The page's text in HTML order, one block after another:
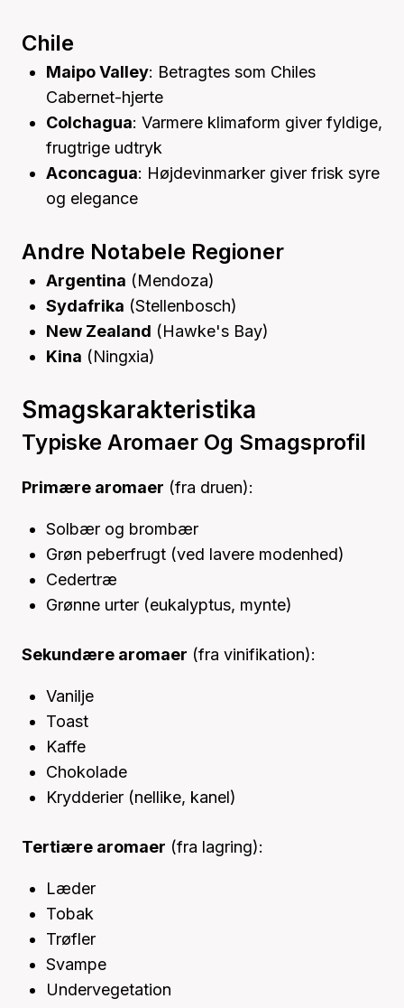
Chile
Maipo Valley: Betragtes som Chiles
Cabernet-hjerte
Colchagua: Varmere klimaform giver fyldige,
frugtrige udtryk
Aconcagua: Højdevinmarker giver frisk syre
og elegance
Andre Notabele Regioner
Argentina (Mendoza)
Sydafrika (Stellenbosch)
New Zealand (Hawke's Bay)
Kina (Ningxia)
Smagskarakteristika
Typiske Aromaer Og Smagsprofil
Primære aromaer (fra druen):
Solbær og brombær
Grøn peberfrugt (ved lavere modenhed)
Cedertræ
Grønne urter (eukalyptus, mynte)
Sekundære aromaer (fra vinifikation):
Vanilje
Toast
Kaffe
Chokolade
Krydderier (nellike, kanel)
Tertiære aromaer (fra lagring):
Læder
Tobak
Trøfler
Svampe
Undervegetation